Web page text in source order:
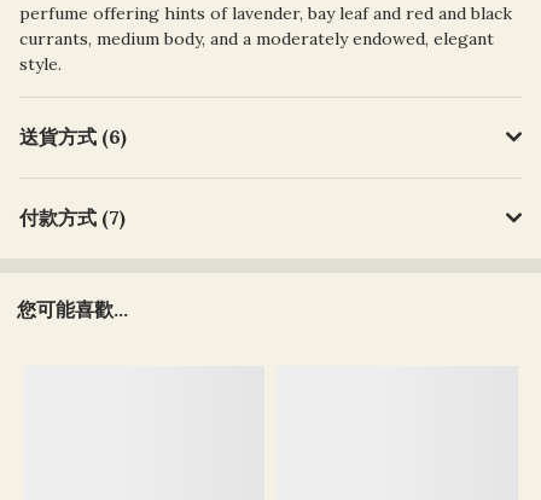
perfume offering hints of lavender, bay leaf and red and black
currants, medium body, and a moderately endowed, elegant
style.
送貨方式 (6)
付款方式 (7)
您可能喜歡...